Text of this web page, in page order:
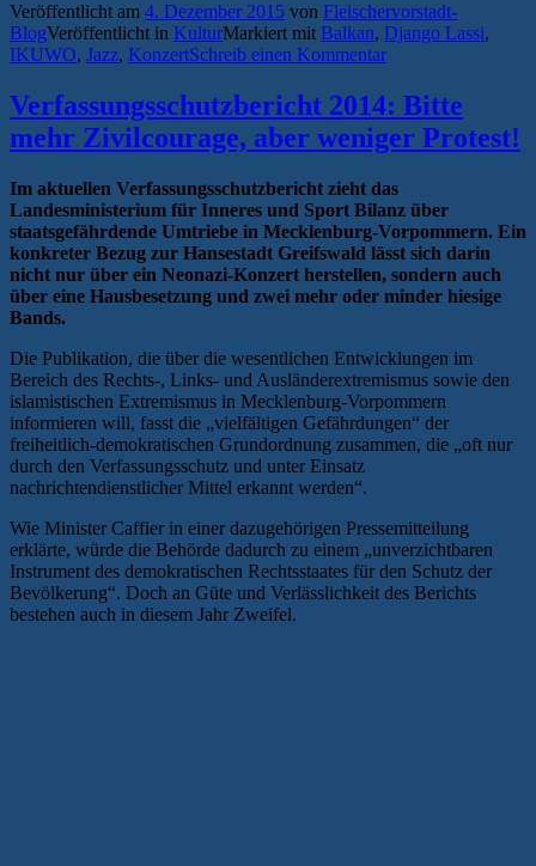
Veröffentlicht am 4. Dezember 2015 von Fleischervorstadt-
BlogVeröffentlicht in KulturMarkiert mit Balkan, Django Lassi,
IKUWO, Jazz, KonzertSchreib einen Kommentar
Verfassungsschutzbericht 2014: Bitte
mehr Zivilcourage, aber weniger Protest!
Im aktuellen Verfassungsschutzbericht zieht das
Landesministerium für Inneres und Sport Bilanz über
staatsgefährdende Umtriebe in Mecklenburg-Vorpommern. Ein
konkreter Bezug zur Hansestadt Greifswald lässt sich darin
nicht nur über ein Neonazi-Konzert herstellen, sondern auch
über eine Hausbesetzung und zwei mehr oder minder hiesige
Bands.
Die Publikation, die über die wesentlichen Entwicklungen im
Bereich des Rechts-, Links- und Ausländerextremismus sowie den
islamistischen Extremismus in Mecklenburg-Vorpommern
informieren will, fasst die „vielfältigen Gefährdungen“ der
freiheitlich-demokratischen Grundordnung zusammen, die „oft nur
durch den Verfassungsschutz und unter Einsatz
nachrichtendienstlicher Mittel erkannt werden“.
Wie Minister Caffier in einer dazugehörigen Pressemitteilung
erklärte, würde die Behörde dadurch zu einem „unverzichtbaren
Instrument des demokratischen Rechtsstaates für den Schutz der
Bevölkerung“. Doch an Güte und Verlässlichkeit des Berichts
bestehen auch in diesem Jahr Zweifel.